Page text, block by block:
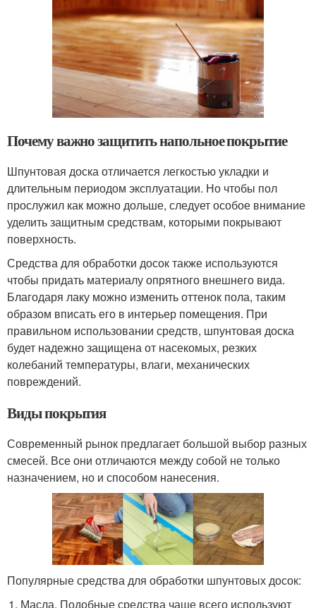
Почему важно защитить напольное покрытие
Шпунтовая доска отличается легкостью укладки и
длительным периодом эксплуатации. Но чтобы пол
прослужил как можно дольше, следует особое внимание
уделить защитным средствам, которыми покрывают
поверхность.
Средства для обработки досок также используются
чтобы придать материалу опрятного внешнего вида.
Благодаря лаку можно изменить оттенок пола, таким
образом вписать его в интерьер помещения. При
правильном использовании средств, шпунтовая доска
будет надежно защищена от насекомых, резких
колебаний температуры, влаги, механических
повреждений.
Виды покрытия
Современный рынок предлагает большой выбор разных
смесей. Все они отличаются между собой не только
назначением, но и способом нанесения.
Популярные средства для обработки шпунтовых досок:
Масла. Подобные средства чаще всего используют